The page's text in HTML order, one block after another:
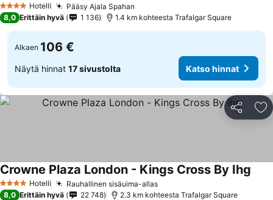
4 Tähtiluokitus
Hotelli Pääsy Ajala Spahan
8,0 Erittäin hyvä 1 136 1.4 km kohteesta Trafalgar Square
Alkaen 106 €
Näytä hinnat 17 sivustolta Katso hinnat
Jaa
4 Tähtiluokitus
Hotelli Rauhallinen sisäuima-allasKatso hinnat
Crowne Plaza London - Kings Cross By Ihg
8,0 Erittäin hyvä 22 748 2.3 km kohteesta Trafalgar Square